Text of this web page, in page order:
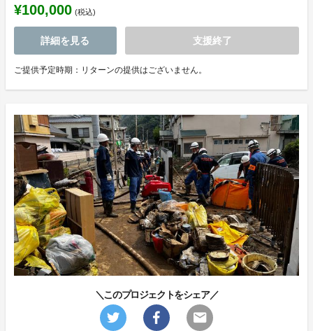
¥100,000 (税込)
詳細を見る 支援終了
ご提供予定時期：リターンの提供はございません。
＼このプロジェクトをシェア／